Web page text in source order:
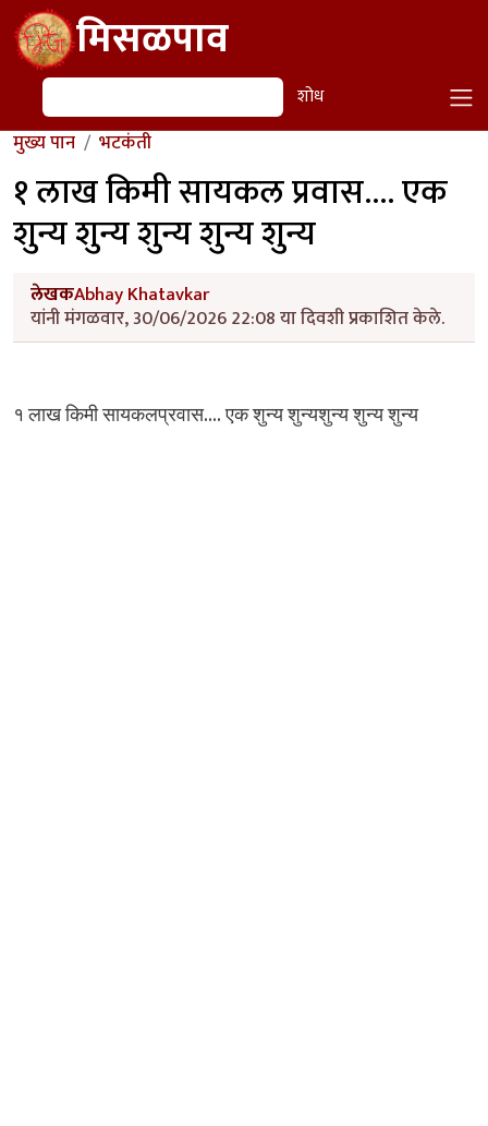
Skip to main contentमिसळपाव
शोध शोध
मुख्य पान भटकंती
१ लाख किमी सायकल प्रवास.... एक
शुन्य शुन्य शुन्य शुन्य शुन्य
लेखकAbhay Khatavkar
यांनी मंगळवार, 30/06/2026 22:08 या दिवशी प्रकाशित केले.
१ लाख किमी सायकलप्रवास....एक शुन्य शुन्यशुन्य शुन्य शुन्य